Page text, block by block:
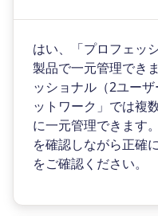
はい、「プロフェッ
製品で一元管理でき
ッショナル（2ユー
ットワーク」では複
に一元管理できます
を確認しながら正確
をご確認ください。